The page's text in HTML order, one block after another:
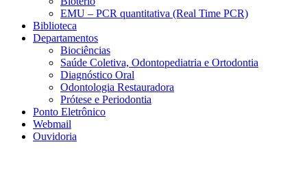
EMU – PCR quantitativa (Real Time PCR)
Biblioteca
Departamentos
Biociências
Saúde Coletiva, Odontopediatria e Ortodontia
Diagnóstico Oral
Odontologia Restauradora
Prótese e Periodontia
Ponto Eletrônico
Webmail
Ouvidoria